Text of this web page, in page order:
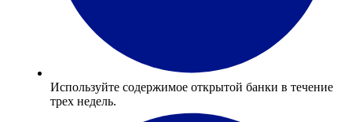
Используйте содержимое открытой банки в течение
трех недель.